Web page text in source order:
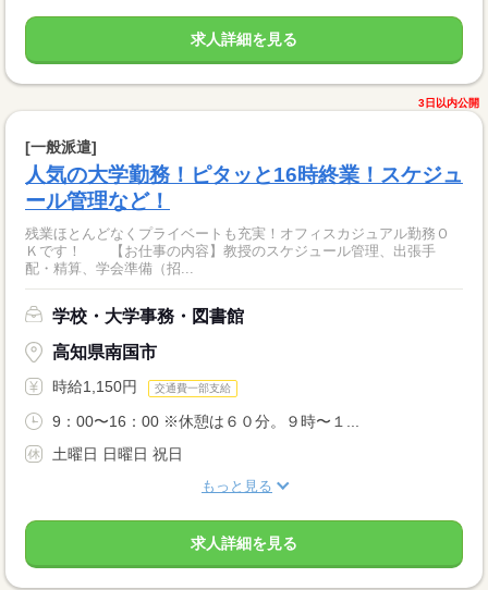
求人詳細を見る
3日以内公開
[一般派遣]
人気の大学勤務！ピタッと16時終業！スケジュ
ール管理など！
残業ほとんどなくプライベートも充実！オフィスカジュアル勤務Ｏ
Ｋです！ 【お仕事の内容】教授のスケジュール管理、出張手
配・精算、学会準備（招...
学校・大学事務・図書館
高知県南国市
時給1,150円 交通費一部支給
9：00〜16：00 ※休憩は６０分。９時〜１...
土曜日 日曜日 祝日
もっと見る
求人詳細を見る